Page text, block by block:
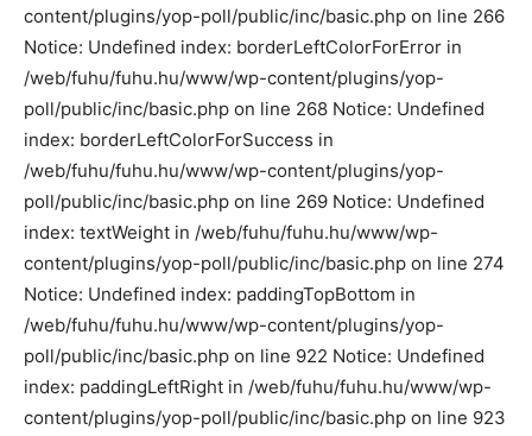
content/plugins/yop-poll/public/inc/basic.php on line 266
Notice: Undefined index: borderLeftColorForError in
/web/fuhu/fuhu.hu/www/wp-content/plugins/yop-
poll/public/inc/basic.php on line 268 Notice: Undefined
index: borderLeftColorForSuccess in
/web/fuhu/fuhu.hu/www/wp-content/plugins/yop-
poll/public/inc/basic.php on line 269 Notice: Undefined
index: textWeight in /web/fuhu/fuhu.hu/www/wp-
content/plugins/yop-poll/public/inc/basic.php on line 274
Notice: Undefined index: paddingTopBottom in
/web/fuhu/fuhu.hu/www/wp-content/plugins/yop-
poll/public/inc/basic.php on line 922 Notice: Undefined
index: paddingLeftRight in /web/fuhu/fuhu.hu/www/wp-
content/plugins/yop-poll/public/inc/basic.php on line 923